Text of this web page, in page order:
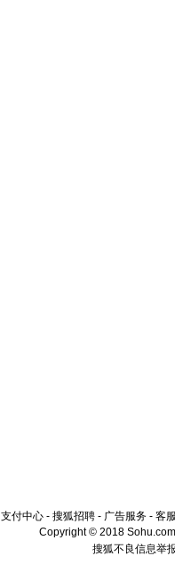
支付中心 - 搜狐招聘 - 广告服务 - 客
Copyright © 2018
搜狐不良信息举